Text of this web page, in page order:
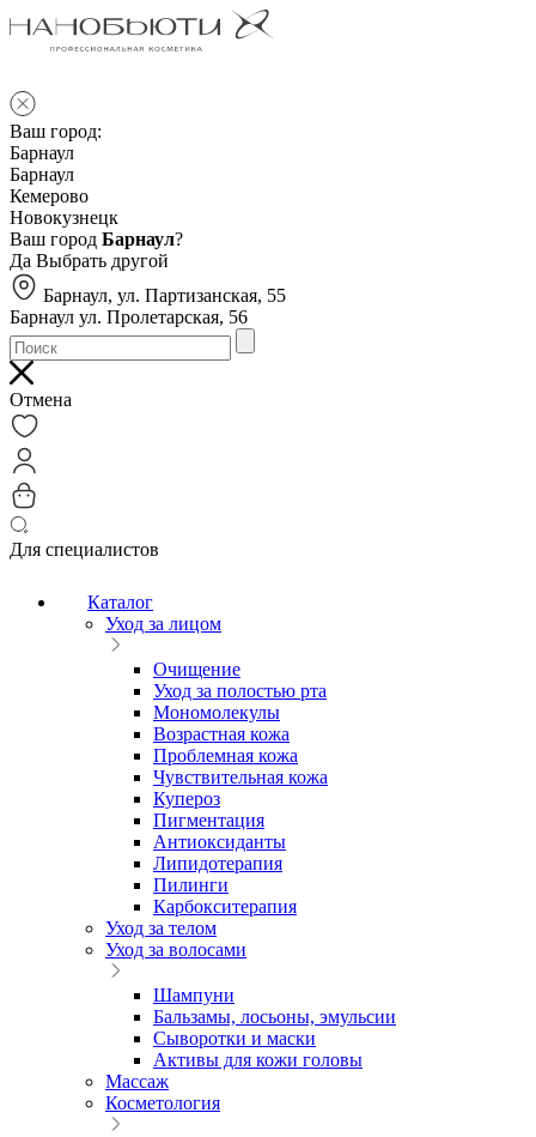
Ваш город:
Барнаул
Барнаул
Кемерово
Новокузнецк
Ваш город Барнаул?
Да Выбрать другой
Барнаул, ул. Партизанская, 55
Барнаул ул. Пролетарская, 56
Отмена
Для специалистов
Каталог
Уход за лицом
Очищение
Уход за полостью рта
Мономолекулы
Возрастная кожа
Проблемная кожа
Чувствительная кожа
Купероз
Пигментация
Антиоксиданты
Липидотерапия
Пилинги
Карбокситерапия
Уход за телом
Уход за волосами
Шампуни
Бальзамы, лосьоны, эмульсии
Сыворотки и маски
Активы для кожи головы
Массаж
Косметология